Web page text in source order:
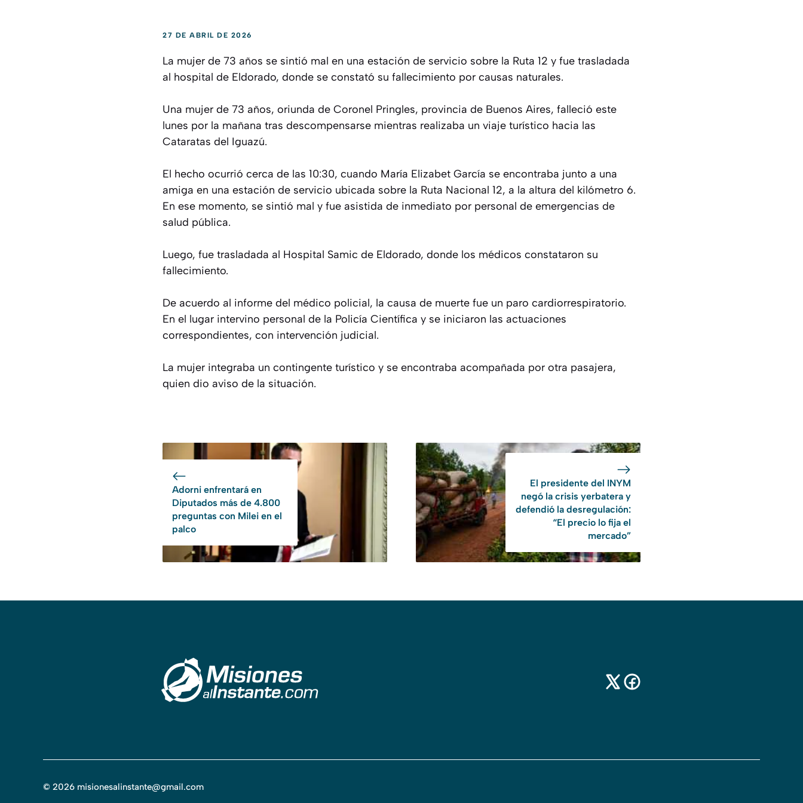
27 DE ABRIL DE 2026
La mujer de 73 años se sintió mal en una estación de servicio sobre la Ruta 12 y fue trasladada
al hospital de Eldorado, donde se constató su fallecimiento por causas naturales.
Una mujer de 73 años, oriunda de Coronel Pringles, provincia de Buenos Aires, falleció este
lunes por la mañana tras descompensarse mientras realizaba un viaje turístico hacia las
Cataratas del Iguazú.
El hecho ocurrió cerca de las 10:30, cuando María Elizabet García se encontraba junto a una
amiga en una estación de servicio ubicada sobre la Ruta Nacional 12, a la altura del kilómetro 6.
En ese momento, se sintió mal y fue asistida de inmediato por personal de emergencias de
salud pública.
Luego, fue trasladada al Hospital Samic de Eldorado, donde los médicos constataron su
fallecimiento.
De acuerdo al informe del médico policial, la causa de muerte fue un paro cardiorrespiratorio.
En el lugar intervino personal de la Policía Científica y se iniciaron las actuaciones
correspondientes, con intervención judicial.
La mujer integraba un contingente turístico y se encontraba acompañada por otra pasajera,
quien dio aviso de la situación.
Adorni enfrentará en
Diputados más de 4.800
preguntas con Milei en el
palco
El presidente del INYM
negó la crisis yerbatera y
defendió la desregulación:
“El precio lo fija el
mercado”
© 2026 misionesalinstante@gmail.com